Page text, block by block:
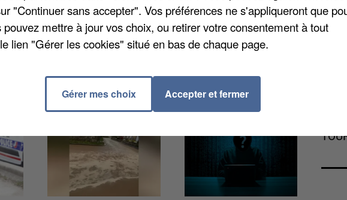
de l'attirer, il est conseillé d'éviter les eaux stagnantes,
d'utiliser moustiquaires et répulsifs cutanés.
"Continuer sans accepter". Vos préférences ne s'appliqueront que
pouvez mettre à jour vos choix, ou retirer votre consentement à tout
lien "Gérer les cookies" situé en bas de chaque page.
Gérer mes choix Accepter et fermer